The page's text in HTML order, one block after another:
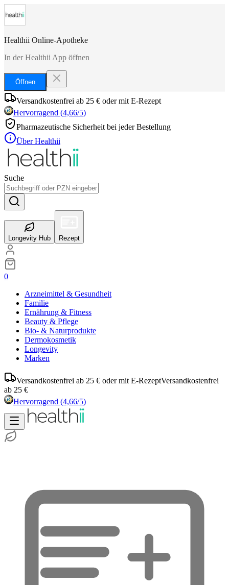
Healthii Online-Apotheke
In der Healthii App öffnen
Öffnen
Versandkostenfrei ab 25 € oder mit E-Rezept
Hervorragend (4,66/5)
Pharmazeutische Sicherheit bei jeder Bestellung
Über Healthii
Suche
Longevity Hub Rezept
0
Arzneimittel & Gesundheit
Familie
Ernährung & Fitness
Beauty & Pflege
Bio- & Naturprodukte
Dermokosmetik
Longevity
Marken
Versandkostenfrei ab 25 € oder mit E-RezeptVersandkostenfrei
ab 25 €
Hervorragend (4,66/5)